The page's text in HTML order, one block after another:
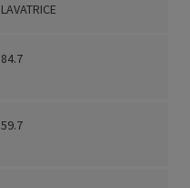
LAVATRICE
84.7
59.7